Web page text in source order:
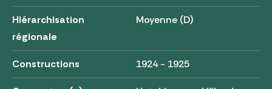
Hiérarchisation
régionale
Moyenne (D)
Constructions 1924 - 1925